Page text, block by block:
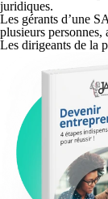
juridiques.
Les gérants d’une
plusieurs personnes,
Les dirigeants de la